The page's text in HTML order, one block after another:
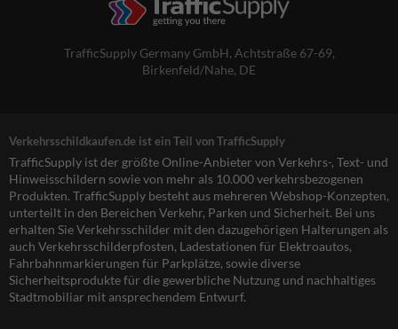
TrafficSupply Germany GmbH, Achtstraße 67-69,
Birkenfeld/Nahe, DE
Verkehrsschildkaufen.de ist ein Teil von TrafficSupply
TrafficSupply ist der größte Online-Anbieter von Verkehrs-, Text- und
Hinweisschildern sowie von mehr als 10.000 verkehrsbezogenen
Produkten. TrafficSupply besteht aus mehreren Webshop-Konzepten,
unterteilt in den Bereichen Verkehr, Parken und Sicherheit. Bei uns
erhalten Sie Verkehrsschilder mit den dazugehörigen Halterungen als
auch Verkehrsschilderpfosten, Ladestationen für Elektroautos,
Fahrbahnmarkierungen für Parkplätze, sowie diverse
Sicherheitsprodukte für die gewerbliche Nutzung und nachhaltiges
Stadtmobiliar mit ansprechendem Entwurf.